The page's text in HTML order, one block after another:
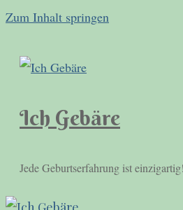
Zum Inhalt springen
Ich Gebäre
Jede Geburtserfahrung ist einzigartig!